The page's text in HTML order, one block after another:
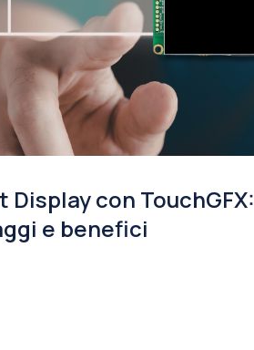
Display con TouchGFX:
e benefici